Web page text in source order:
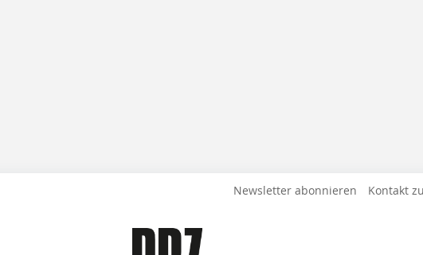
Newsletter abonnieren Kontakt